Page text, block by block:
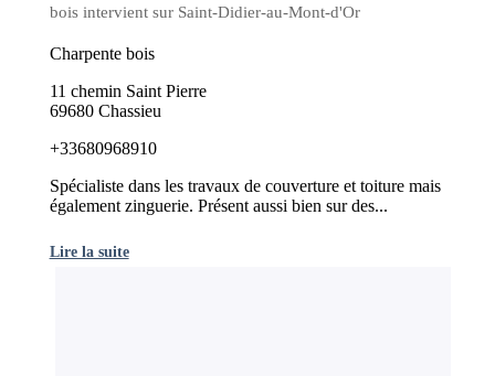
bois intervient sur Saint-Didier-au-Mont-d'Or
Charpente bois
11 chemin Saint Pierre
69680 Chassieu
+33680968910
Spécialiste dans les travaux de couverture et toiture mais
également zinguerie. Présent aussi bien sur des...
Lire la suite